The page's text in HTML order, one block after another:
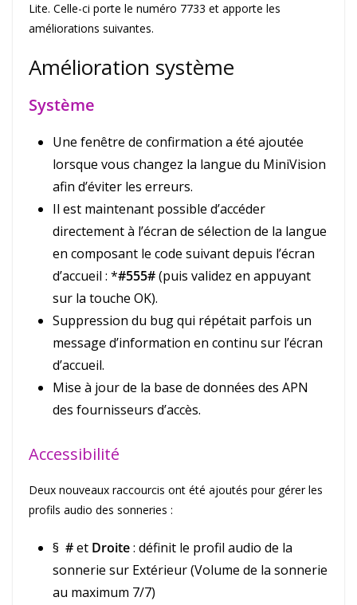
Lite. Celle-ci porte le numéro 7733 et apporte les
améliorations suivantes.
Amélioration système
Système
Une fenêtre de confirmation a été ajoutée
lorsque vous changez la langue du MiniVision
afin d’éviter les erreurs.
Il est maintenant possible d’accéder
directement à l’écran de sélection de la langue
en composant le code suivant depuis l’écran
d’accueil : *#555#(puis validez en appuyant
sur la touche OK).
Suppression du bug qui répétait parfois un
message d’information en continu sur l’écran
d’accueil.
Mise à jour de la base de données des APN
des fournisseurs d’accès.
Accessibilité
Deux nouveaux raccourcis ont été ajoutés pour gérer les
profils audio des sonneries :
§ #et Droite: définit le profil audio de la
sonnerie sur Extérieur (Volume de la sonnerie
au maximum 7/7)